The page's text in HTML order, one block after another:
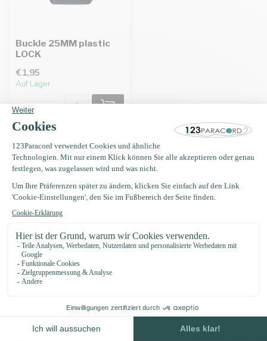
Buckle 25MM plastic
LOCK
€1,95
Auf Lager
Erhalten Sie Nachrichten?
123Paracord
let's go knots!